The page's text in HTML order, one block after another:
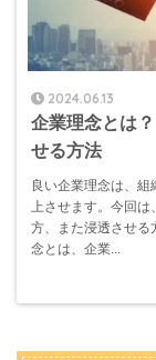
2024.06.13
企業理念とは
せる方法
良い企業理念は、
上させます。今回は
方、また浸透させる
念とは、企業...